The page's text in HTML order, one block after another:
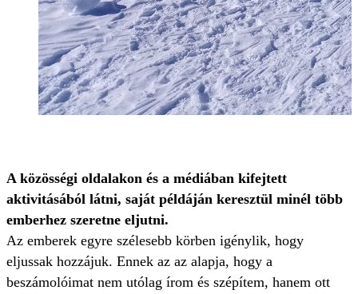
A közösségi oldalakon és a médiában kifejtett
aktivitásából látni, saját példáján keresztül minél több
emberhez szeretne eljutni.
Az emberek egyre szélesebb körben igénylik, hogy
eljussak hozzájuk. Ennek az az alapja, hogy a
beszámolóimat nem utólag írom és szépítem, hanem ott